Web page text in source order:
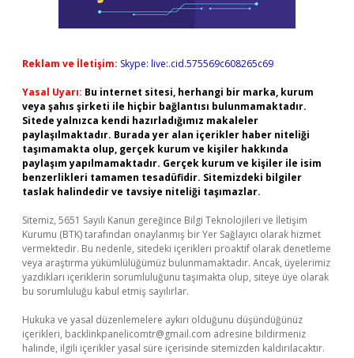
Reklam ve İletişim: Skype: live:.cid.575569c608265c69
Yasal Uyarı: Bu internet sitesi, herhangi bir marka, kurum
veya şahıs şirketi ile hiçbir bağlantısı bulunmamaktadır.
Sitede yalnızca kendi hazırladığımız makaleler
paylaşılmaktadır. Burada yer alan içerikler haber niteliği
taşımamakta olup, gerçek kurum ve kişiler hakkında
paylaşım yapılmamaktadır. Gerçek kurum ve kişiler ile isim
benzerlikleri tamamen tesadüfidir. Sitemizdeki bilgiler
taslak halindedir ve tavsiye niteliği taşımazlar.
Sitemiz, 5651 Sayılı Kanun gereğince Bilgi Teknolojileri ve İletişim
Kurumu (BTK) tarafından onaylanmış bir Yer Sağlayıcı olarak hizmet
vermektedir. Bu nedenle, sitedeki içerikleri proaktif olarak denetleme
veya araştırma yükümlülüğümüz bulunmamaktadır. Ancak, üyelerimiz
yazdıkları içeriklerin sorumluluğunu taşımakta olup, siteye üye olarak
bu sorumluluğu kabul etmiş sayılırlar.
Hukuka ve yasal düzenlemelere aykırı olduğunu düşündüğünüz
içerikleri, backlinkpanelicomtr@gmail.com adresine bildirmeniz
halinde, ilgili içerikler yasal süre içerisinde sitemizden kaldırılacaktır.